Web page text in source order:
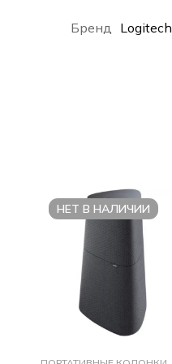
Бренд Logitech
НЕТ В НАЛИЧИИ